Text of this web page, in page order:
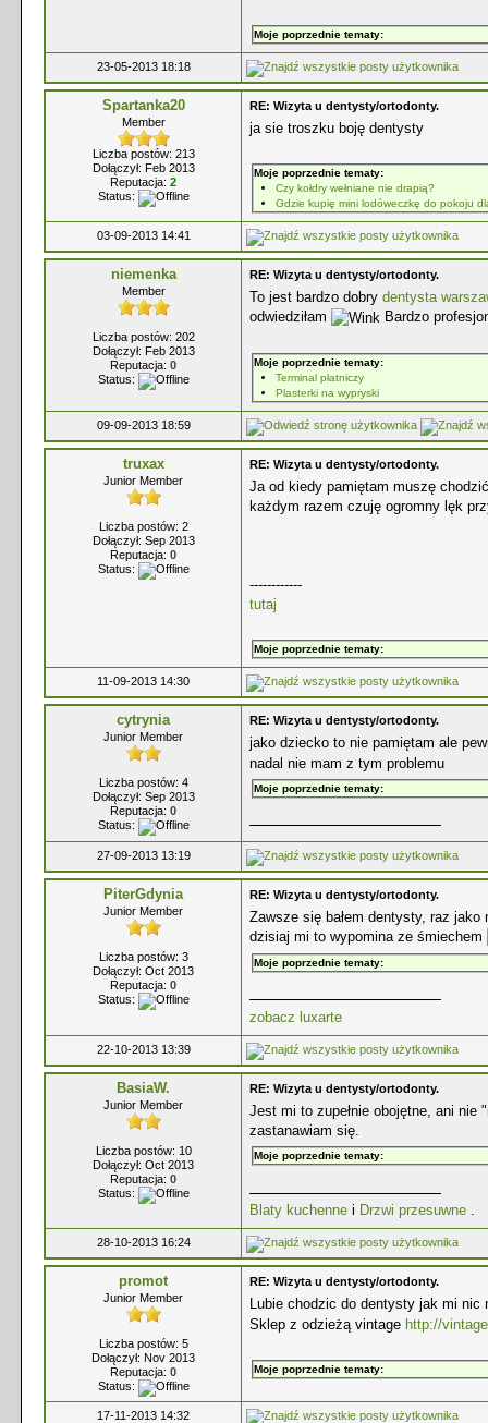
Moje poprzednie tematy:
23-05-2013 18:18
Spartanka20
Member
Liczba postów: 213
Dołączył: Feb 2013
Reputacja: 2
Status:
RE: Wizyta u dentysty/ortodonty.
ja sie troszku boję dentysty
Moje poprzednie tematy:
Czy kołdry wełniane nie drapią?
Gdzie kupię mini lodóweczkę do pokoju
03-09-2013 14:41
niemenka
Member
Liczba postów: 202
Dołączył: Feb 2013
Reputacja: 0
Status:
RE: Wizyta u dentysty/ortodonty.
To jest bardzo dobry dentysta
odwiedziłam
Bardzo
Moje poprzednie tematy:
Terminal płatniczy
Plasterki na wypryski
09-09-2013 18:59
truxax
Junior Member
Liczba postów: 2
Dołączył: Sep 2013
Reputacja: 0
Status:
RE: Wizyta u dentysty/ortodonty.
Ja od kiedy pamiętam muszę
każdym razem czuję ogromny lęk
------------
tutaj
Moje poprzednie tematy:
11-09-2013 14:30
cytrynia
Junior Member
Liczba postów: 4
Dołączył: Sep 2013
Reputacja: 0
Status:
RE: Wizyta u dentysty/ortodonty.
jako dziecko to nie pamiętam ale
nadal nie mam z tym problemu
Moje poprzednie tematy:
27-09-2013 13:19
PiterGdynia
Junior Member
Liczba postów: 3
Dołączył: Oct 2013
Reputacja: 0
Status:
RE: Wizyta u dentysty/ortodonty.
Zawsze się bałem dentysty, raz
dzisiaj mi to wypomina ze śmiechem
Moje poprzednie tematy:
zobacz luxarte
22-10-2013 13:39
BasiaW.
Junior Member
Liczba postów: 10
Dołączył: Oct 2013
Reputacja: 0
Status:
RE: Wizyta u dentysty/ortodonty.
Jest mi to zupełnie obojętne, ani
zastanawiam się.
Moje poprzednie tematy:
Blaty kuchenne i Drzwi przesuwne .
28-10-2013 16:24
promot
Junior Member
Liczba postów: 5
Dołączył: Nov 2013
Reputacja: 0
Status:
RE: Wizyta u dentysty/ortodonty.
Lubie chodzic do dentysty jak mi nic
Sklep z odzieżą vintage http://
Moje poprzednie tematy:
17-11-2013 14:32